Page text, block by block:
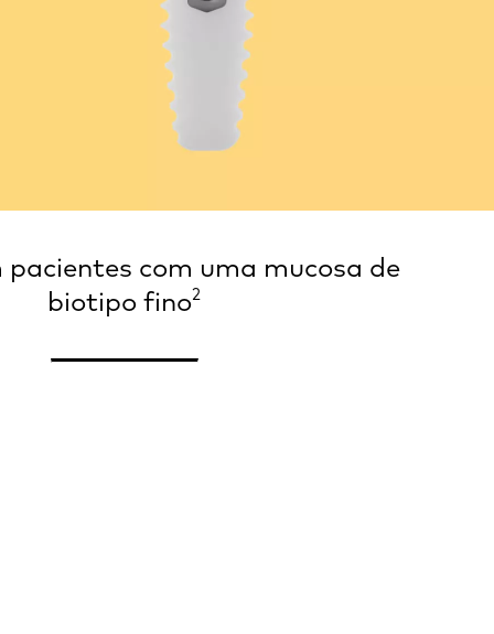
pacientes com uma mucosa de
biotipo fino2